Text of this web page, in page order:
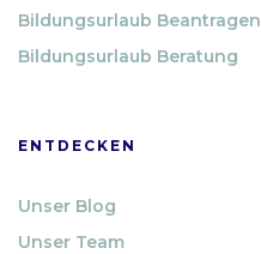
Bildungsurlaub Beantragen
Bildungsurlaub Beratung
ENTDECKEN
Unser Blog
Unser Team